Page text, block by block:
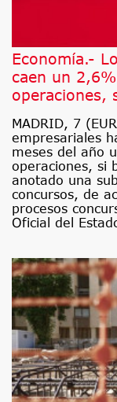
Economía.-
caen un
operaciones,
MADRID, 7
empresariales
meses del año
operaciones, si
anotado una
concursos, de
procesos
Oficial del